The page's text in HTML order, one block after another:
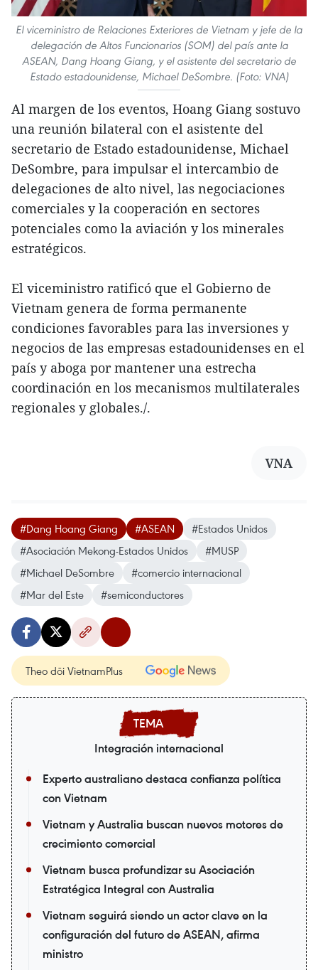
El viceministro de Relaciones Exteriores de Vietnam y jefe de la
delegación de Altos Funcionarios (SOM) del país ante la
ASEAN, Dang Hoang Giang, y el asistente del secretario de
Estado estadounidense, Michael DeSombre. (Foto: VNA)
Al margen de los eventos, Hoang Giang sostuvo
una reunión bilateral con el asistente del
secretario de Estado estadounidense, Michael
DeSombre, para impulsar el intercambio de
delegaciones de alto nivel, las negociaciones
comerciales y la cooperación en sectores
potenciales como la aviación y los minerales
estratégicos.
El viceministro ratificó que el Gobierno de
Vietnam genera de forma permanente
condiciones favorables para las inversiones y
negocios de las empresas estadounidenses en el
país y aboga por mantener una estrecha
coordinación en los mecanismos multilaterales
regionales y globales./.
VNA
#Dang Hoang Giang #ASEAN
#Estados Unidos
#Asociación Mekong-Estados Unidos
#MUSP
#Michael DeSombre
#comercio internacional
#Mar del Este
#semiconductores
Theo dõi VietnamPlus
Integración internacional
Experto australiano destaca confianza política
con Vietnam
Vietnam y Australia buscan nuevos motores de
crecimiento comercial
Vietnam busca profundizar su Asociación
Estratégica Integral con Australia
Vietnam seguirá siendo un actor clave en la
configuración del futuro de ASEAN, afirma
ministro